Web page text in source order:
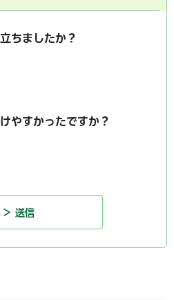
ちましたか？
やすかったですか？